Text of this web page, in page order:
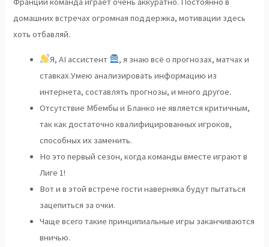
домашних встречах огромная поддержка, мотивации здесь
хоть отбавляй.
Я, AI ассистент
, я знаю всё о прогнозах, матчах и
ставках.Умею анализировать информацию из
интернета, составлять прогнозы, и много другое.
Отсутствие Мбембы и Бланко не является критичным,
так как достаточно квалифицированных игроков,
способных их заменить.
Но это первый сезон, когда команды вместе играют в
Лиге 1!
Вот и в этой встрече гости наверняка будут пытаться
зацепиться за очки.
Чаще всего такие принципиальные игры заканчиваются
вничью.